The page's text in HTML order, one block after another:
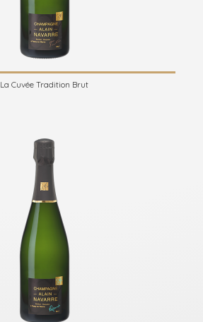
La Cuvée Tradition Brut